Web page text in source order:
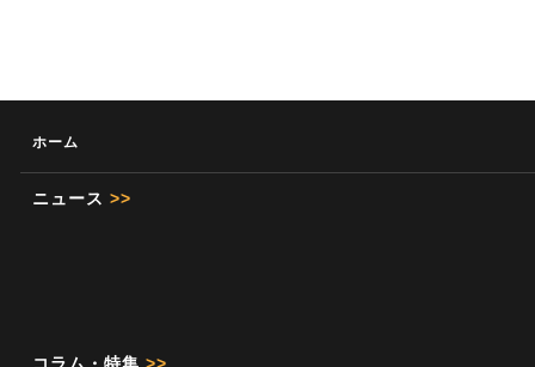
ホーム
ニュース >>